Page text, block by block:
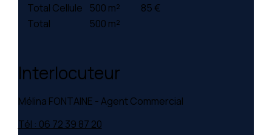
Total Cellule 500 m²
85 €
Total
500 m²
Interlocuteur
Mélina FONTAINE - Agent Commercial
Tél : 06 72 39 87 20